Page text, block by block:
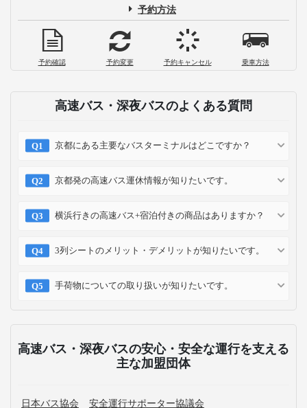
予約方法
予約確認 予約変更 予約キャンセル 乗車方法
高速バス・深夜バスのよくある質問
京都にある主要なバスターミナルはどこですか？
京都発の高速バス運休情報が知りたいです。
横浜行きの高速バス+宿泊付きの商品はありますか？
3列シートのメリット・デメリットが知りたいです。
手荷物についての取り扱いが知りたいです。
高速バス・深夜バスの安心・安全な運行を支える
主な加盟団体
日本バス協会 安全運行サポーター協議会